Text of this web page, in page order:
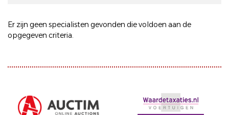
Er zijn geen specialisten gevonden die voldoen aan de
opgegeven criteria.